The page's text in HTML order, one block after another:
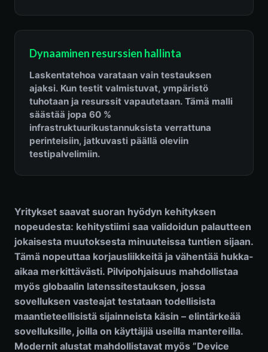
Dynaaminen resurssien hallinta
Laskentatehoa varataan vain testauksen
ajaksi. Kun testit valmistuvat, ympäristö
tuhotaan ja resurssit vapautetaan. Tämä malli
säästää jopa 60 %
infrastruktuurikustannuksista verrattuna
perinteisiin, jatkuvasti päällä oleviin
testipalvelimiin.
Yritykset saavat suoran hyödyn kehityksen
nopeudesta: kehitystiimi saa validoidun palautteen
jokaisesta muutoksesta minuuteissa tuntien sijaan.
Tämä nopeuttaa korjausliikkeitä ja vähentää hukka-
aikaa merkittävästi. Pilvipohjaisuus mahdollistaa
myös globaalin latenssitestauksen, jossa
sovelluksen vasteajat testataan todellisista
maantieteellisistä sijainneista käsin – elintärkeää
sovelluksille, joilla on käyttäjiä useilla mantereilla.
Modernit alustat mahdollistavat myös ”Device